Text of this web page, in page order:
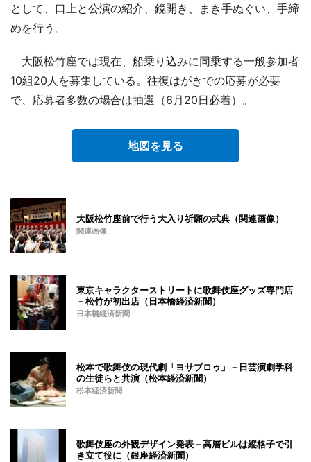
として、口上と公演の紹介、鏡開き、まき手ぬぐい、手締
めを行う。
大阪松竹座では現在、船乗り込みに同乗する一般参加者
10組20人を募集している。往復はがきでの応募が必要
で、応募者多数の場合は抽選（6月20日必着）。
地図を見る
大阪松竹座前で行う大入り祈願の式典（関連画像）
関連画像
東京キャラクターストリートに歌舞伎座グッズ専門店
－松竹が初出店（日本橋経済新聞）
日本橋経済新聞
松本で歌舞伎の現代劇「ヨサブロゥ」－日芸演劇学科
の生徒らと共演（松本経済新聞）
松本経済新聞
歌舞伎座の外観デザイン発表－高層ビルは縦格子で引
き立て役に（銀座経済新聞）